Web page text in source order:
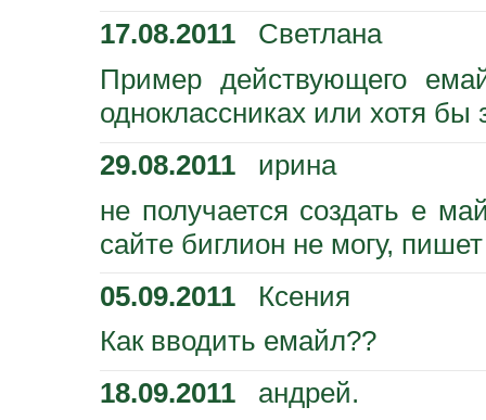
17.08.2011 Светлана
Пример действующего
одноклассниках или хотя бы
29.08.2011 ирина
не получается создать е
сайте биглион не могу,
05.09.2011 Ксения
Как вводить емайл??
18.09.2011 андрей.